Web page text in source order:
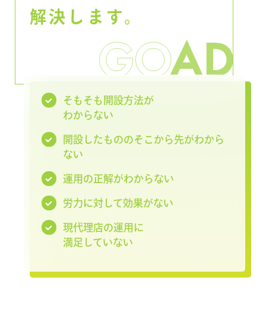
解決します。
そもそも開設方法が
わからない
開設したもののそこから先がわから
ない
運用の正解がわからない
労力に対して効果がない
現代理店の運用に
満足していない